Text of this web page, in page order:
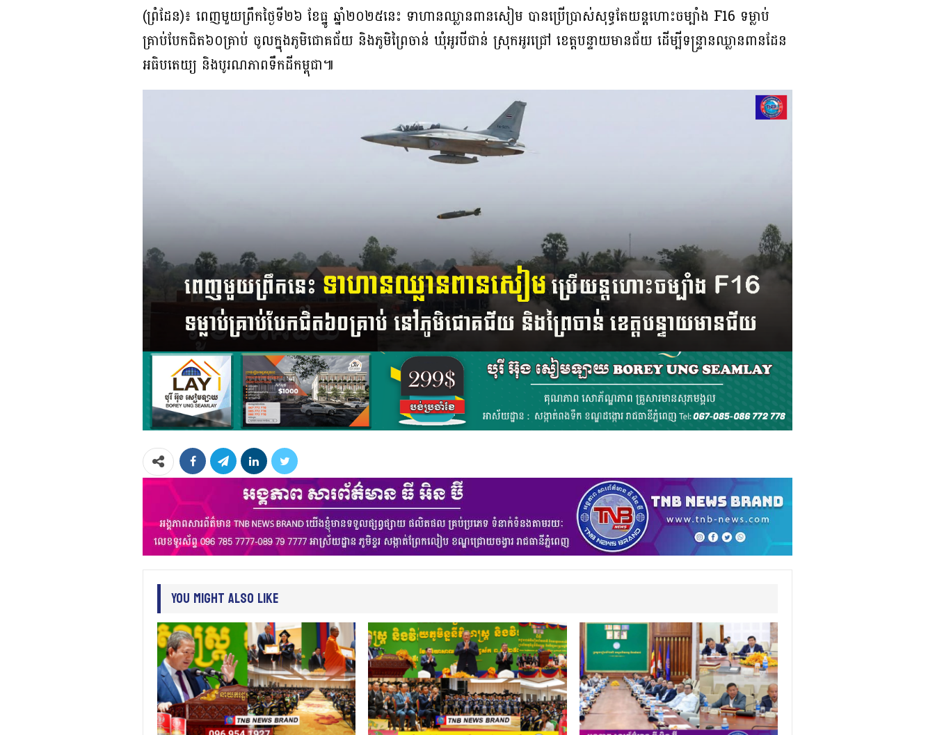
(ព្រំដែន)៖ ពេញមួយព្រឹកថ្ងៃទី២៦ ខែធ្នូ ឆ្នាំ២០២៥នេះ ទាហានឈ្លានពានសៀម បានប្រើប្រាស់សុទ្ធតែយន្ដហោះចម្បាំង F16 ទម្លាប់
គ្រាប់បែកជិត៦០គ្រាប់ ចូលក្នុងភូមិជោគជ័យ និងភូមិព្រៃចាន់ ឃុំអូរបីជាន់ ស្រុកអូរជ្រៅ ខេត្តបន្ទាយមានជ័យ ដើម្បីទន្ទ្រានឈ្លានពានដែន
អធិបតេយ្យ និងបូរណភាពទឹកដីកម្ពុជា៕
You Might Also Like